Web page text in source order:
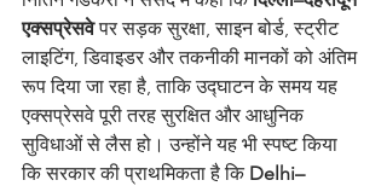
एक्सप्रेसवे पर सड़क सुरक्षा, साइन बोर्ड, स्ट्रीट
लाइटिंग, डिवाइडर और तकनीकी मानकों को अंतिम
रूप दिया जा रहा है, ताकि उद्घाटन के समय यह
एक्सप्रेसवे पूरी तरह सुरक्षित और आधुनिक
सुविधाओं से लैस हो। उन्होंने यह भी स्पष्ट किया
कि सरकार की प्राथमिकता है कि Delhi–